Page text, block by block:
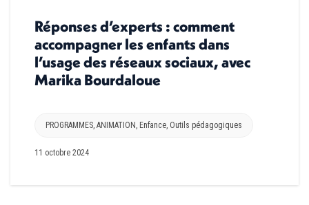
Réponses d’experts : comment
accompagner les enfants dans
l’usage des réseaux sociaux, avec
Marika Bourdaloue
PROGRAMMES, ANIMATION , Enfance, Outils pédagogiques
11 octobre 2024